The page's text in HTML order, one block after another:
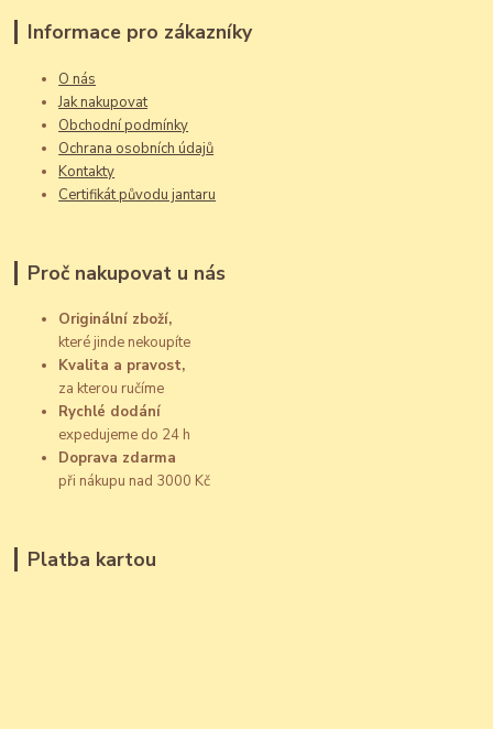
Informace pro zákazníky
O nás
Jak nakupovat
Obchodní podmínky
Ochrana osobních údajů
Kontakty
Certifikát původu jantaru
Proč nakupovat u nás
Originální zboží,
které jinde nekoupíte
Kvalita a pravost,
za kterou ručíme
Rychlé dodání
expedujeme do 24 h
Doprava zdarma
při nákupu nad 3000 Kč
Platba kartou